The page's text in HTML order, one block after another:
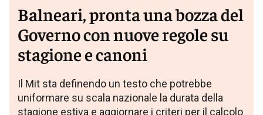
Balneari, pronta una bozza del
Governo con nuove regole su
stagione e canoni
Il Mit sta definendo un testo che potrebbe
uniformare su scala nazionale la durata della
stagione estiva e aggiornare i criteri per il calcolo